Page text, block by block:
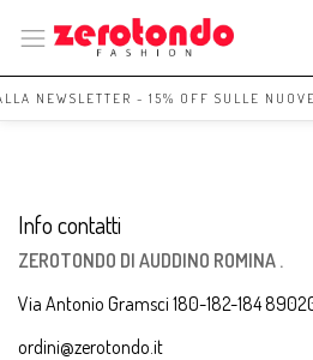
NEWSLETTER - 15% OFF SULLE
Info contatti
ZEROTONDO DI AUDDINO ROMINA .
Via Antonio Gramsci 180-182-184
ordini@zerotondo.it